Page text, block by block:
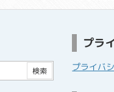
プラ
プライバ